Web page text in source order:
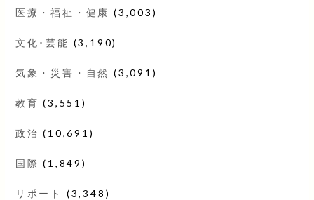
医療・福祉・健康 (3,003)
文化･芸能 (3,190)
気象・災害・自然 (3,091)
教育 (3,551)
政治 (10,691)
国際 (1,849)
リポート (3,348)